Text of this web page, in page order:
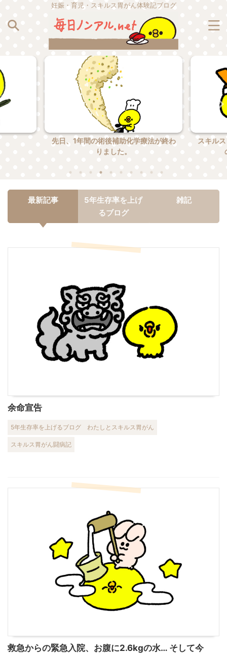
妊娠・育児・スキルス胃がん体験記ブログ
先日、1年間の術後補助化学療法が終わ
りました。
スキル
最新記事
5年生存率を上げ
るブログ
雑記
余命宣告
5年生存率を上げるブログ わたしとスキルス胃がん
スキルス胃がん闘病記
救急からの緊急入院、お腹に2.6kgの水… そして今